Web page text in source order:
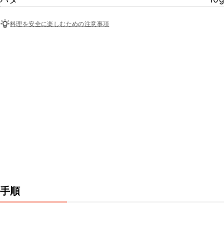
料理を安全に楽しむための注意事項
手順